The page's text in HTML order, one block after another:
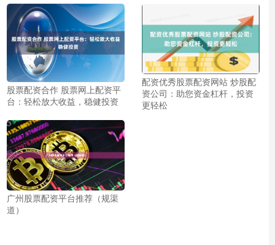
股票配资合作 股票网上配资平
台：轻松放大收益，稳健投资
配资优秀股票配资网站 炒股配
资公司：助您资金杠杆，投资
更轻松
广州股票配资平台推荐（规渠
道）